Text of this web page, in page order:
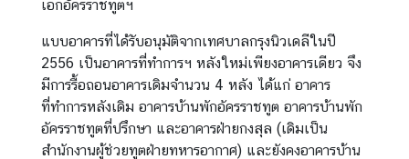
เอกอัครราชทูตฯ
แบบอาคารที่ได้รับอนุมัติจากเทศบาลกรุงนิวเดลีในปี
2556 เป็นอาคารที่ทำการฯ หลังใหม่เพียงอาคารเดียว จึง
มีการรื้อถอนอาคารเดิมจำนวน 4 หลัง ได้แก่ อาคาร
ที่ทำการหลังเดิม อาคารบ้านพักอัครราชทูต อาคารบ้านพัก
อัครราชทูตที่ปรึกษา และอาคารฝ่ายกงสุล (เดิมเป็น
สำนักงานผู้ช่วยทูตฝ่ายทหารอากาศ) และยังคงอาคารบ้าน